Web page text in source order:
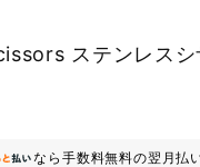
ステンレスシ
なら 手数料無料の翌月払